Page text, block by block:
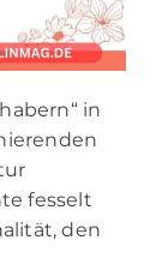
in
fesselt
den